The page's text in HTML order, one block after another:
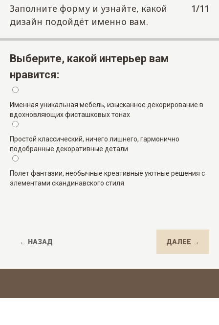
Заполните форму и узнайте, какой
дизайн подойдёт именно вам.
1/11
Выберите, какой интерьер вам
нравится:
Именная уникальная мебель, изысканное декорирование в
вдохновляющих фисташковых тонах
Простой классический, ничего лишнего, гармонично
подобранные декоративные детали
Полет фантазии, необычные креативные уютные решения с
элементами скандинавского стиля
← НАЗАД ДАЛЕЕ →